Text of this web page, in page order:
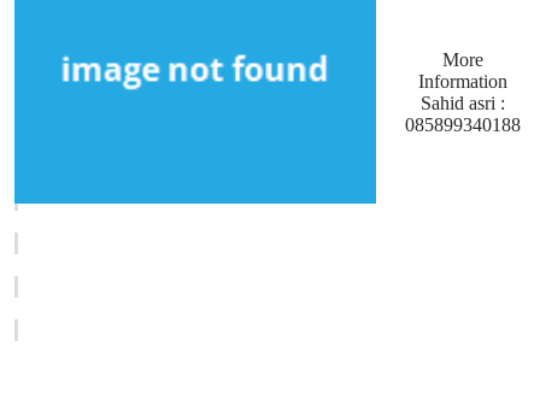
More
Information
Sahid asri :
085899340188